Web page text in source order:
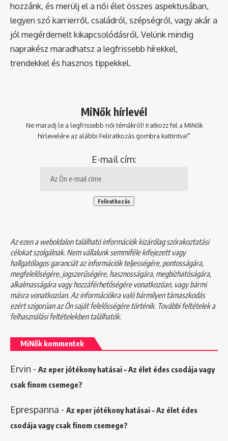
hozzánk, és merülj el a női élet összes aspektusában,
legyen szó karrierről, családról, szépségről, vagy akár a
jól megérdemelt kikapcsolódásról. Velünk mindig
naprakész maradhatsz a legfrissebb hírekkel,
trendekkel és hasznos tippekkel.
MiNők hírlevél
Ne maradj le a legfrissebb női témákról! Iratkozz fel a MiNők
hírlevelére az alábbi Feliratkozás gombra kattintva!"
E-mail cím:
Az ezen a weboldalon található információk kizárólag szórakoztatási
célokat szolgálnak. Nem vállalunk semmiféle kifejezett vagy
hallgatólagos garanciát az információk teljességére, pontosságára,
megfelelőségére, jogszerűségére, hasznosságára, megbízhatóságára,
alkalmasságára vagy hozzáférhetőségére vonatkozóan, vagy bármi
másra vonatkozóan. Az információkra való bármilyen támaszkodás
ezért szigorúan az Ön saját felelősségére történik. További feltételek a
felhasználási feltételekbentalálhatók.
MiNők kommentek
Ervin - Az eper jótékony hatásai – Az élet édes csodája vagy
csak finom csemege?
Eprespanna - Az eper jótékony hatásai – Az élet édes
csodája vagy csak finom csemege?